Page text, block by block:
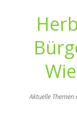
Aktuelle